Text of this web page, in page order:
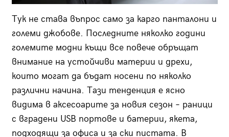
Тук не става въпрос само за карго панталони и
големи джобове. Последните няколко години
големите модни къщи все повече обръщат
внимание на устойчиви материи и дрехи,
които могат да бъдат носени по няколко
различни начина. Тази тенденция е ясно
видима в аксесоарите за новия сезон – раници
с вградени USB портове и батерии, якета,
подходящи за офиса и за ски пистата. В